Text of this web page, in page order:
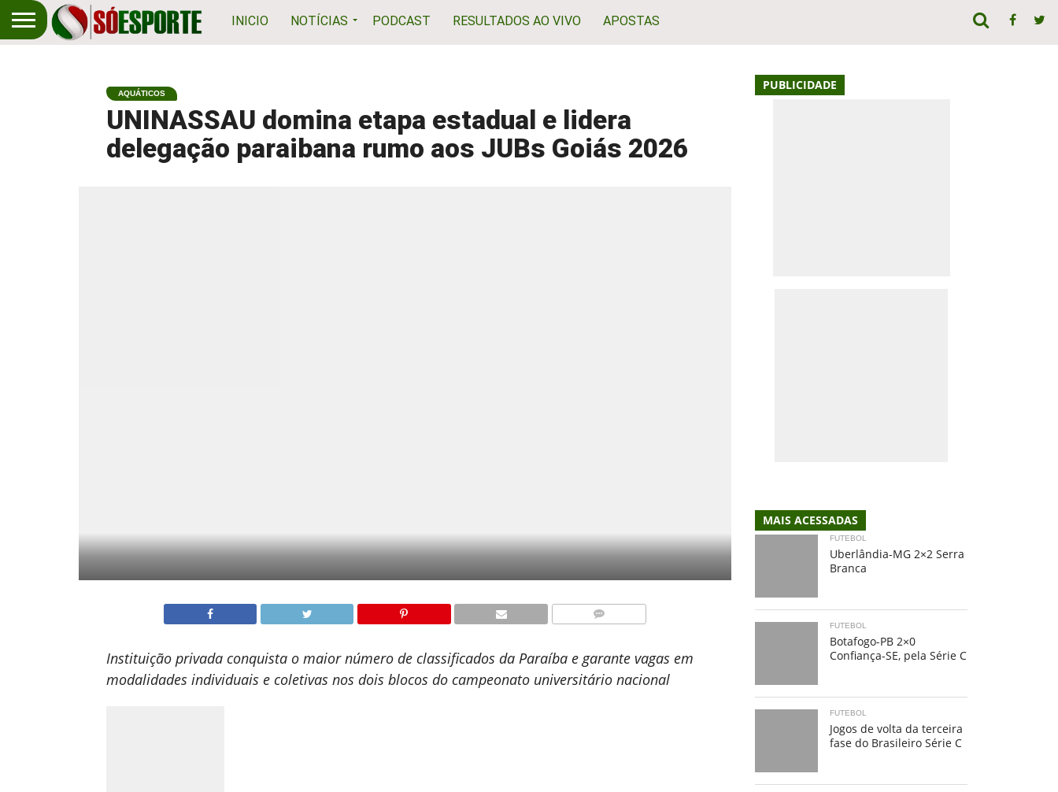
INICIO NOTÍCIAS PODCAST RESULTADOS AO VIVO APOSTAS
AQUÁTICOS
UNINASSAU domina etapa estadual e lidera
delegação paraibana rumo aos JUBs Goiás 2026
Instituição privada conquista o maior número de classificados da Paraíba e garante vagas em
modalidades individuais e coletivas nos dois blocos do campeonato universitário nacional
PUBLICIDADE
MAIS ACESSADAS
FUTEBOL
Uberlândia-MG 2×2 Serra
Branca
FUTEBOL
Botafogo-PB 2×0
Confiança-SE, pela Série C
FUTEBOL
Jogos de volta da terceira
fase do Brasileiro Série C